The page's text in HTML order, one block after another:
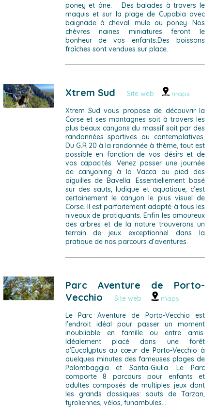
poney et âne. Des balades à travers le
maquis et sur la plage de Cupabia avec
baignade à cheval, mule ou poney. Nos
chèvres naines miniatures feront le
bonheur de vos enfants.Des boissons
fraîches sont vendues sur place.
Xtrem Sud Site web maps
Xtrem Sud vous propose de découvrir la
Corse et ses montagnes soit à travers les
plus beaux canyons du massif soit par des
randonnées sportives ou contemplatives.
Du G.R 20 à la randonnée à thème, tout est
possible en fonction de vos désirs et de
vos capacités. Venez passer une journée
de canyoning à la Vacca au pied des
aiguilles de Bavella. Essentiellement basé
sur des sauts, ludique et aquatique, c’est
certainement le canyon le plus visuel de
Corse. Il est parfaitement adapté à tous les
niveaux de pratiquants. Enfin les amoureux
des arbres et de la nature trouverons un
terrain de jeux exceptionnel dans la
pratique de nos parcours d’aventures.
Parc Aventure de Porto-
Vecchio
Site web maps
Le Parc Aventure de Porto-Vecchio est
l'endroit idéal pour passer un moment
inoubliable en famille ou entre amis.
Idéalement placé dans une forêt
d’Eucalyptus au cœur de Porto-Vecchio à
quelques minutes des fameuses plages de
Palombaggia et Santa-Giulia. Le Parc
comporte 8 parcours pour enfants et
adultes composés de multiples jeux dont
les grands classiques: sauts de Tarzan,
tyroliennes, vélos, funambules…